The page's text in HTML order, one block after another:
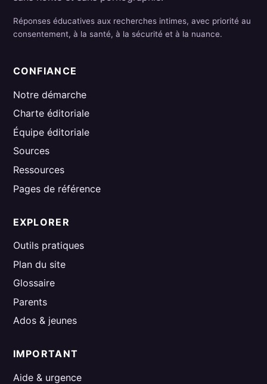
Réponses éducatives aux recherches intimes, avec priorité au
consentement, à la santé, à la sécurité et à la nuance.
CONFIANCE
Notre démarche
Charte éditoriale
Équipe éditoriale
Sources
Ressources
Pages de référence
EXPLORER
Outils pratiques
Plan du site
Glossaire
Parents
Ados & jeunes
IMPORTANT
Aide & urgence